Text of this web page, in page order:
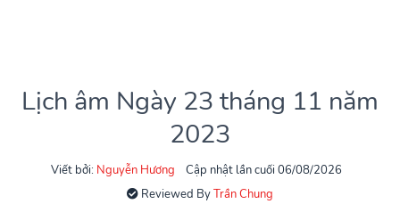
Lịch âm Ngày 23 tháng 11 năm
2023
Viết bởi: Nguyễn Hương
Cập nhật lần cuối 06/08/2026
Reviewed ByTrần Chung